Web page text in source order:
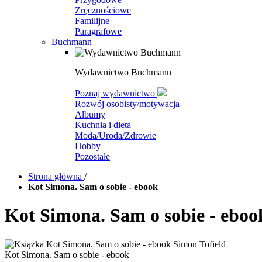
Zręcznościowe
Familijne
Paragrafowe
Buchmann
Wydawnictwo Buchmann
Poznaj wydawnictwo
Rozwój osobisty/motywacja
Albumy
Kuchnia i dieta
Moda/Uroda/Zdrowie
Hobby
Pozostałe
Strona główna /
Kot Simona. Sam o sobie - ebook
Kot Simona. Sam o sobie -
Kot Simona. Sam o sobie - ebook